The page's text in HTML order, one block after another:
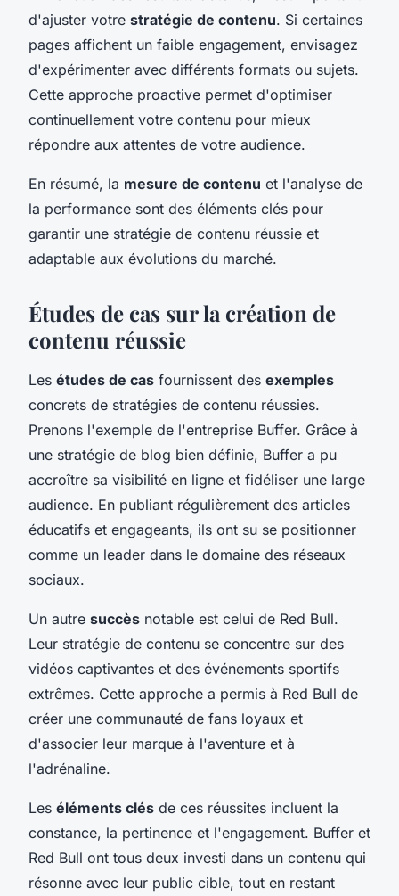
d'ajuster votre stratégie de contenu. Si certaines
pages affichent un faible engagement, envisagez
d'expérimenter avec différents formats ou sujets.
Cette approche proactive permet d'optimiser
continuellement votre contenu pour mieux
répondre aux attentes de votre audience.
En résumé, la mesure de contenu et l'analyse de
la performance sont des éléments clés pour
garantir une stratégie de contenu réussie et
adaptable aux évolutions du marché.
Études de cas sur la création de
contenu réussie
Les études de cas fournissent des exemples
concrets de stratégies de contenu réussies.
Prenons l'exemple de l'entreprise Buffer. Grâce à
une stratégie de blog bien définie, Buffer a pu
accroître sa visibilité en ligne et fidéliser une large
audience. En publiant régulièrement des articles
éducatifs et engageants, ils ont su se positionner
comme un leader dans le domaine des réseaux
sociaux.
Un autre succès notable est celui de Red Bull.
Leur stratégie de contenu se concentre sur des
vidéos captivantes et des événements sportifs
extrêmes. Cette approche a permis à Red Bull de
créer une communauté de fans loyaux et
d'associer leur marque à l'aventure et à
l'adrénaline.
Les éléments clés de ces réussites incluent la
constance, la pertinence et l'engagement. Buffer et
Red Bull ont tous deux investi dans un contenu qui
résonne avec leur public cible, tout en restant